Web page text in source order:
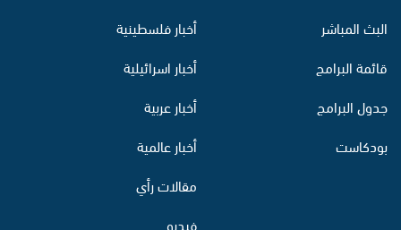
البث المباشر
قائمة البرامج
جدول البرامج
بودكاست
أخبار فلسطينية
أخبار اسرائيلية
أخبار عربية
أخبار عالمية
مقالات رأي
فيديو